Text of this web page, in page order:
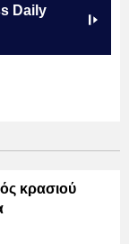
Daily
κρασιού